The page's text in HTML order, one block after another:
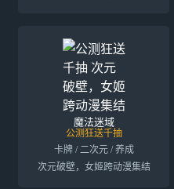
魔法迷域
公测狂送千抽
卡牌 / 二次元 / 养成
次元破壁，女姬跨动漫集结